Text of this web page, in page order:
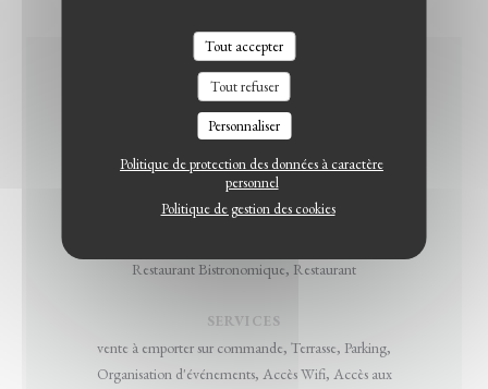
Tout accepter
Tout refuser
Personnaliser
Politique de protection des données à caractère
personnel
Politique de gestion des cookies
INFOS PRATIQUES
CUISINE
Bistronomique, Régionale, Française Traditionnelle
Restaurant Bistronomique, Restaurant
SERVICES
vente à emporter sur commande, Terrasse, Parking,
Organisation d'événements, Accès Wifi, Accès aux